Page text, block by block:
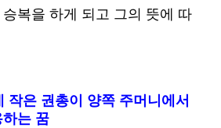
복을 하게 되고 그의 뜻에 따
작은 권총이 양쪽 주머니에서
는 꿈